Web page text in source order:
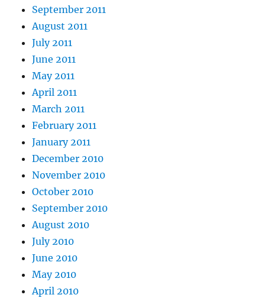
September 2011
August 2011
July 2011
June 2011
May 2011
April 2011
March 2011
February 2011
January 2011
December 2010
November 2010
October 2010
September 2010
August 2010
July 2010
June 2010
May 2010
April 2010